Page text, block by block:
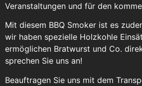
Veranstaltungen und für den
Mit diesem BBQ Smoker ist es
wir haben spezielle Holzkohle
ermöglichen Bratwurst und Co.
sprechen Sie uns an!
Beauftragen Sie uns mit dem